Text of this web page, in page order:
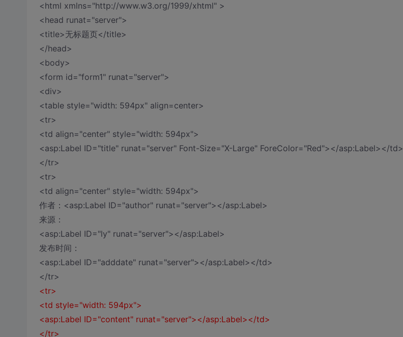
<html xmlns="http://www.w3.org/1999/xhtml" >
<head runat="server">
<title>无标题页</title>
</head>
<body>
<form id="form1" runat="server">
<div>
<table style="width: 594px" align=center>
<tr>
<td align="center" style="width: 594px">
<asp:Label ID="title" runat="server" Font-Size="X-Large" ForeColor="Red"></asp:Label></td>
</tr>
<tr>
<td align="center" style="width: 594px">
作者：<asp:Label ID="author" runat="server"></asp:Label>
来源：
<asp:Label ID="ly" runat="server"></asp:Label>
发布时间：
<asp:Label ID="adddate" runat="server"></asp:Label></td>
</tr>
<tr>
<td style="width: 594px">
<asp:Label ID="content" runat="server"></asp:Label></td>
</tr>